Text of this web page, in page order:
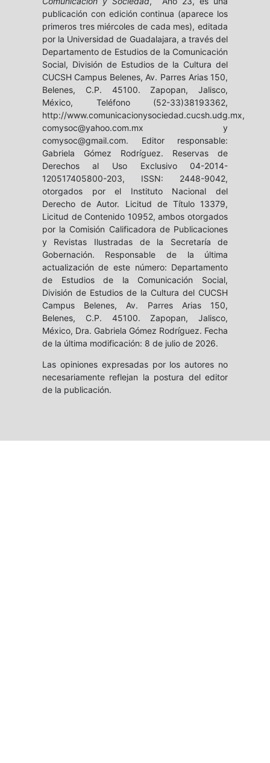
publicación con edición continua (aparece los
primeros tres miércoles de cada mes), editada
por la Universidad de Guadalajara, a través del
Departamento de Estudios de la Comunicación
Social, División de Estudios de la Cultura del
CUCSH Campus Belenes, Av. Parres Arias 150,
Belenes, C.P. 45100. Zapopan, Jalisco,
México, Teléfono (52-33)38193362,
http://www.comunicacionysociedad.cucsh.udg.mx,
comysoc@yahoo.com.mx y
comysoc@gmail.com. Editor responsable:
Gabriela Gómez Rodríguez. Reservas de
Derechos al Uso Exclusivo 04-2014-
120517405800-203, ISSN: 2448-9042,
otorgados por el Instituto Nacional del
Derecho de Autor. Licitud de Título 13379,
Licitud de Contenido 10952, ambos otorgados
por la Comisión Calificadora de Publicaciones
y Revistas Ilustradas de la Secretaría de
Gobernación. Responsable de la última
actualización de este número: Departamento
de Estudios de la Comunicación Social,
División de Estudios de la Cultura del CUCSH
Campus Belenes, Av. Parres Arias 150,
Belenes, C.P. 45100. Zapopan, Jalisco,
México, Dra. Gabriela Gómez Rodríguez. Fecha
de la última modificación: 8 de julio de 2026.
Las opiniones expresadas por los autores no
necesariamente reflejan la postura del editor
de la publicación.